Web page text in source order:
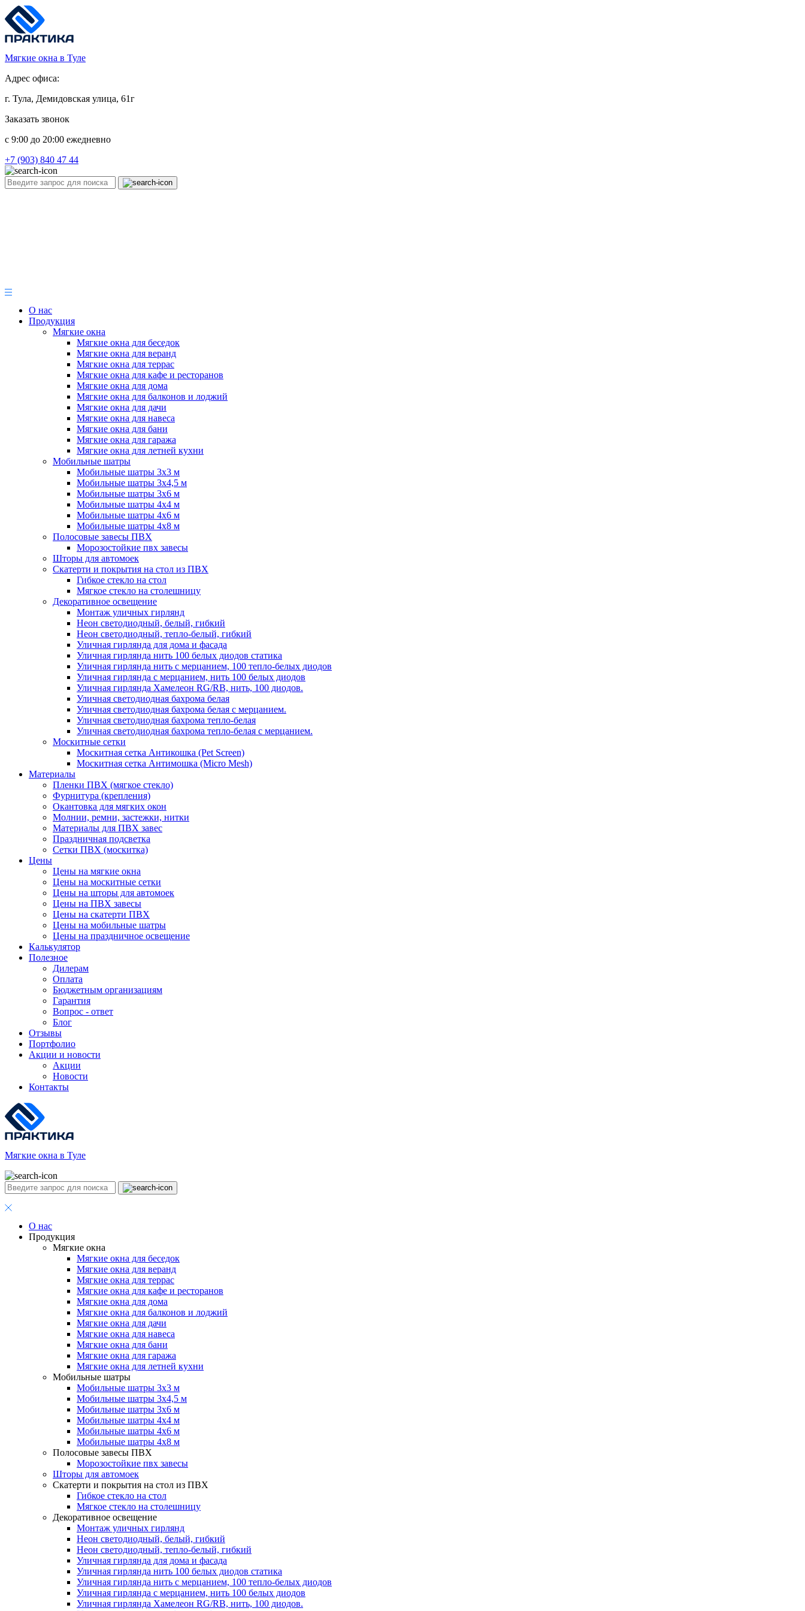
Мягкие окна в Туле
Адрес офиса:
г. Тула, Демидовская улица, 61г
Заказать звонок
c 9:00 до 20:00 ежедневно
+7 (903) 840 47 44
О нас
Продукция
Мягкие окна
Мягкие окна для беседок
Мягкие окна для веранд
Мягкие окна для террас
Мягкие окна для кафе и ресторанов
Мягкие окна для дома
Мягкие окна для балконов и лоджий
Мягкие окна для дачи
Мягкие окна для навеса
Мягкие окна для бани
Мягкие окна для гаража
Мягкие окна для летней кухни
Мобильные шатры
Мобильные шатры 3х3 м
Мобильные шатры 3х4,5 м
Мобильные шатры 3х6 м
Мобильные шатры 4х4 м
Мобильные шатры 4х6 м
Мобильные шатры 4х8 м
Полосовые завесы ПВХ
Морозостойкие пвх завесы
Шторы для автомоек
Скатерти и покрытия на стол из ПВХ
Гибкое стекло на стол
Мягкое стекло на столешницу
Декоративное освещение
Монтаж уличных гирлянд
Неон светодиодный, белый, гибкий
Неон светодиодный, тепло-белый, гибкий
Уличная гирлянда для дома и фасада
Уличная гирлянда нить 100 белых диодов статика
Уличная гирлянда нить с мерцанием, 100 тепло-белых диодов
Уличная гирлянда с мерцанием, нить 100 белых диодов
Уличная гирлянда Хамелеон RG/RB, нить, 100 диодов.
Уличная светодиодная бахрома белая
Уличная светодиодная бахрома белая с мерцанием.
Уличная светодиодная бахрома тепло-белая
Уличная светодиодная бахрома тепло-белая с мерцанием.
Москитные сетки
Москитная сетка Антикошка (Pet Screen)
Москитная сетка Антимошка (Micro Mesh)
Материалы
Пленки ПВХ (мягкое стекло)
Фурнитура (крепления)
Окантовка для мягких окон
Молнии, ремни, застежки, нитки
Материалы для ПВХ завес
Праздничная подсветка
Сетки ПВХ (москитка)
Цены
Цены на мягкие окна
Цены на москитные сетки
Цены на шторы для автомоек
Цены на ПВХ завесы
Цены на скатерти ПВХ
Цены на мобильные шатры
Цены на праздничное освещение
Калькулятор
Полезное
Дилерам
Оплата
Бюджетным организациям
Гарантия
Вопрос - ответ
Блог
Отзывы
Портфолио
Акции и новости
Акции
Новости
Контакты
Мягкие окна в Туле
О нас
Продукция
Мягкие окна
Мягкие окна для беседок
Мягкие окна для веранд
Мягкие окна для террас
Мягкие окна для кафе и ресторанов
Мягкие окна для дома
Мягкие окна для балконов и лоджий
Мягкие окна для дачи
Мягкие окна для навеса
Мягкие окна для бани
Мягкие окна для гаража
Мягкие окна для летней кухни
Мобильные шатры
Мобильные шатры 3х3 м
Мобильные шатры 3х4,5 м
Мобильные шатры 3х6 м
Мобильные шатры 4х4 м
Мобильные шатры 4х6 м
Мобильные шатры 4х8 м
Полосовые завесы ПВХ
Морозостойкие пвх завесы
Шторы для автомоек
Скатерти и покрытия на стол из ПВХ
Гибкое стекло на стол
Мягкое стекло на столешницу
Декоративное освещение
Монтаж уличных гирлянд
Неон светодиодный, белый, гибкий
Неон светодиодный, тепло-белый, гибкий
Уличная гирлянда для дома и фасада
Уличная гирлянда нить 100 белых диодов статика
Уличная гирлянда нить с мерцанием, 100 тепло-белых диодов
Уличная гирлянда с мерцанием, нить 100 белых диодов
Уличная гирлянда Хамелеон RG/RB, нить, 100 диодов.